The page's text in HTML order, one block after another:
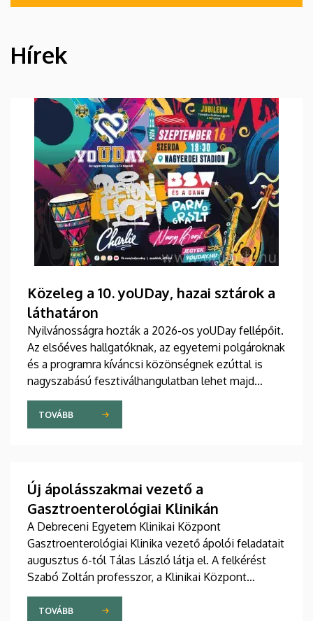
HÍREK
Hírek
Közeleg a 10. yoUDay, hazai sztárok a
láthatáron
Nyilvánosságra hozták a 2026-os yoUDay fellépőit.
Az elsőéves hallgatóknak, az egyetemi polgároknak
és a programra kíváncsi közönségnek ezúttal is
nagyszabású fesztiválhangulatban lehet majd
része, grandiózus tanévnyitó stadionshow-n
vehetnek részt szeptember közepén.
TOVÁBB
Új ápolásszakmai vezető a
Gasztroenterológiai Klinikán
A Debreceni Egyetem Klinikai Központ
Gasztroenterológiai Klinika vezető ápolói feladatait
augusztus 6-tól Tálas László látja el. A felkérést
Szabó Zoltán professzor, a Klinikai Központ
elnöke, valamint Szőllősi Anna ápolási és
szakdolgozói igazgató adta át pénteken
TOVÁBB